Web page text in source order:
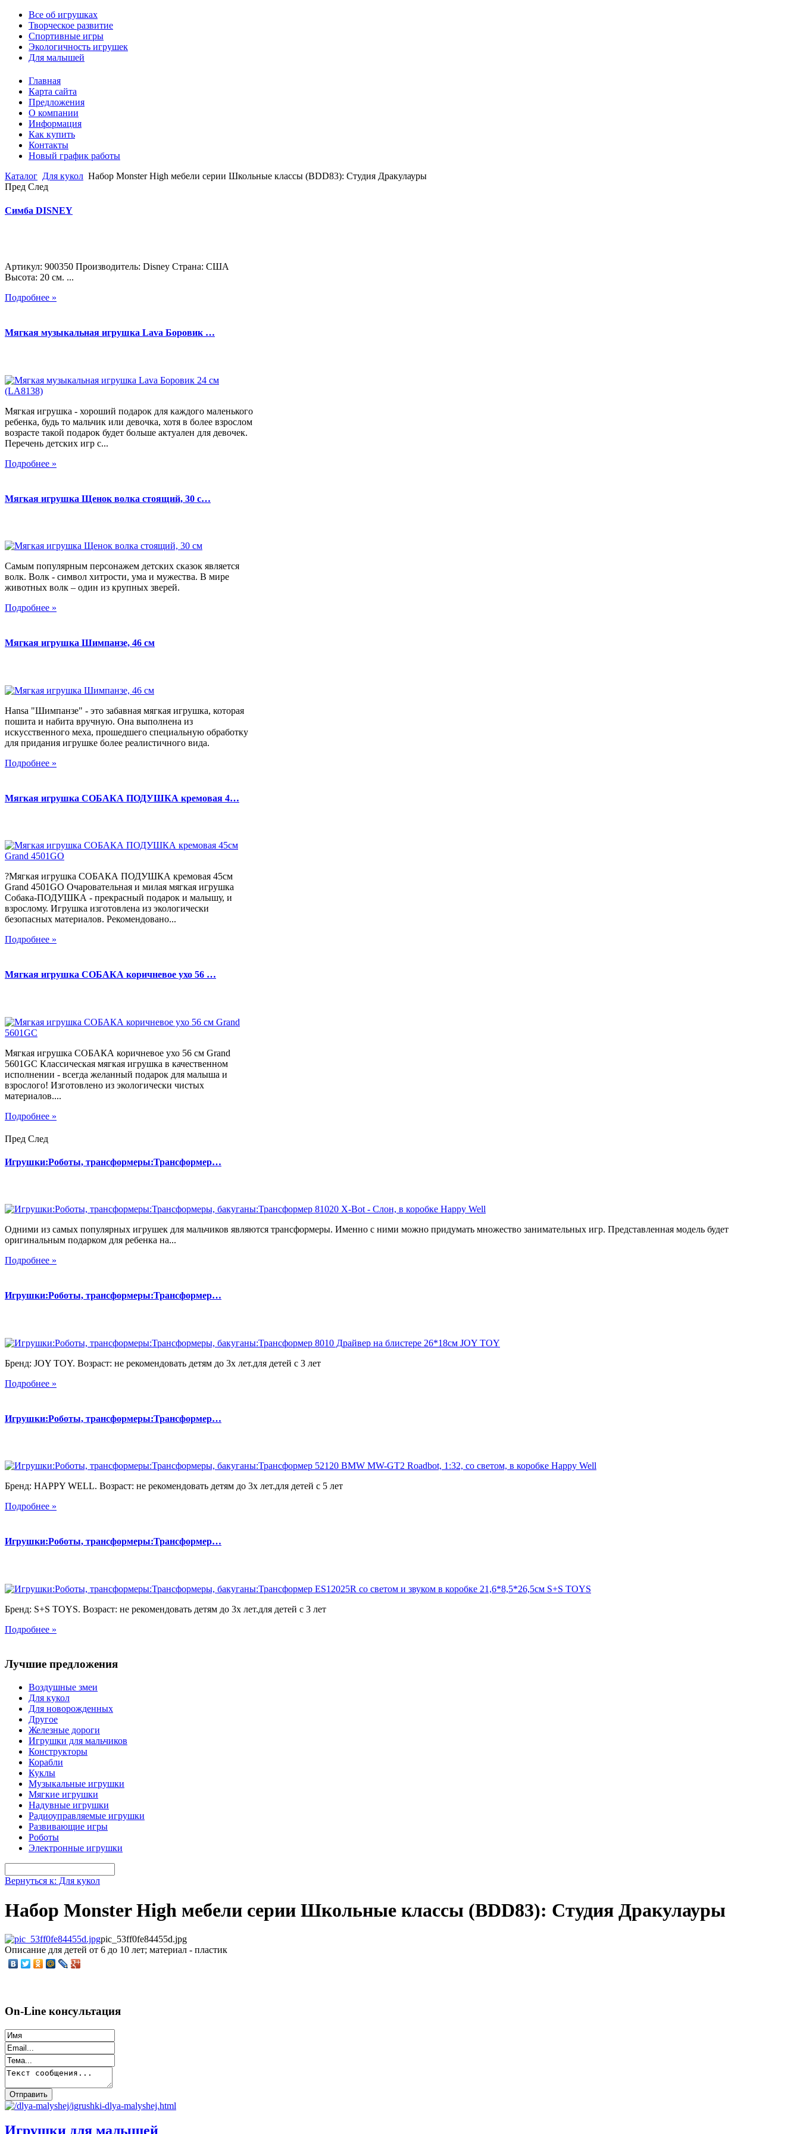
Все об игрушках
Творческое развитие
Спортивные игры
Экологичность игрушек
Для малышей
Главная
Карта сайта
Предложения
О компании
Информация
Как купить
Контакты
Новый график работы
Каталог Для кукол Набор Monster High мебели серии Школьные классы (BDD83): Студия Дракулауры
Пред След
Симба DISNEY
Артикул: 900350 Производитель: Disney Страна: США
Высота: 20 см. ...
Подробнее »
Мягкая музыкальная игрушка Lava Боровик …
Мягкая игрушка - хороший подарок для каждого маленького
ребенка, будь то мальчик или девочка, хотя в более взрослом
возрасте такой подарок будет больше актуален для девочек.
Перечень детских игр с...
Подробнее »
Мягкая игрушка Щенок волка стоящий, 30 с…
Самым популярным персонажем детских сказок является
волк. Волк - символ хитрости, ума и мужества. В мире
животных волк – один из крупных зверей.
Подробнее »
Мягкая игрушка Шимпанзе, 46 см
Hansa "Шимпанзе" - это забавная мягкая игрушка, которая
пошита и набита вручную. Она выполнена из
искусственного меха, прошедшего специальную обработку
для придания игрушке более реалистичного вида.
Подробнее »
Мягкая игрушка СОБАКА ПОДУШКА кремовая 4…
?Мягкая игрушка СОБАКА ПОДУШКА кремовая 45см
Grand 4501GO Очаровательная и милая мягкая игрушка
Собака-ПОДУШКА - прекрасный подарок и малышу, и
взрослому. Игрушка изготовлена из экологически
безопасных материалов. Рекомендовано...
Подробнее »
Мягкая игрушка СОБАКА коричневое ухо 56 …
Мягкая игрушка СОБАКА коричневое ухо 56 см Grand
5601GC Классическая мягкая игрушка в качественном
исполнении - всегда желанный подарок для малыша и
взрослого! Изготовлено из экологически чистых
материалов....
Подробнее »
Пред След
Игрушки:Роботы, трансформеры:Трансформер…
Одними из самых популярных игрушек для мальчиков являются трансформеры. Именно с ними можно придумать множество занимательных игр. Представленная модель будет
оригинальным подарком для ребенка на...
Подробнее »
Игрушки:Роботы, трансформеры:Трансформер…
Бренд: JOY TOY. Возраст: не рекомендовать детям до 3х лет.для детей с 3 лет
Подробнее »
Игрушки:Роботы, трансформеры:Трансформер…
Бренд: HAPPY WELL. Возраст: не рекомендовать детям до 3х лет.для детей с 5 лет
Подробнее »
Игрушки:Роботы, трансформеры:Трансформер…
Бренд: S+S TOYS. Возраст: не рекомендовать детям до 3х лет.для детей с 3 лет
Подробнее »
Лучшие предложения
Воздушные змеи
Для кукол
Для новорожденных
Другое
Железные дороги
Игрушки для мальчиков
Конструкторы
Корабли
Куклы
Музыкальные игрушки
Мягкие игрушки
Надувные игрушки
Радиоуправляемые игрушки
Развивающие игры
Роботы
Электронные игрушки
Вернуться к: Для кукол
Набор Monster High мебели серии Школьные классы (BDD83): Студия Дракулауры
pic_53ff0fe84455d.jpg
Описание для детей от 6 до 10 лет; материал - пластик
On-Line консультация
Игрушки для малышей